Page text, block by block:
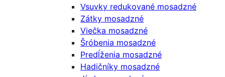
Vsuvky redukované mosadzné
Zátky mosadzné
Viečka mosadzné
Šróbenia mosadzné
Predĺženia mosadzné
Hadičníky mosadzné